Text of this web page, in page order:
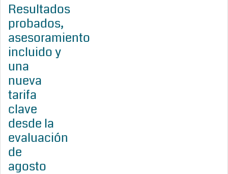
Resultados
probados,
asesoramiento
incluido y
una
nueva
tarifa
clave
desde la
evaluación
de
agosto